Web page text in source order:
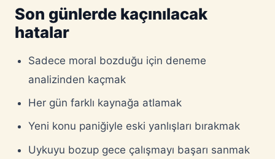
Son günlerde kaçınılacak
hatalar
Sadece moral bozduğu için deneme
analizinden kaçmak
Her gün farklı kaynağa atlamak
Yeni konu paniğiyle eski yanlışları bırakmak
Uykuyu bozup gece çalışmayı başarı sanmak